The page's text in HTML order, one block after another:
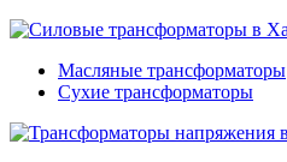
Масляные трансформаторы
Сухие трансформаторы